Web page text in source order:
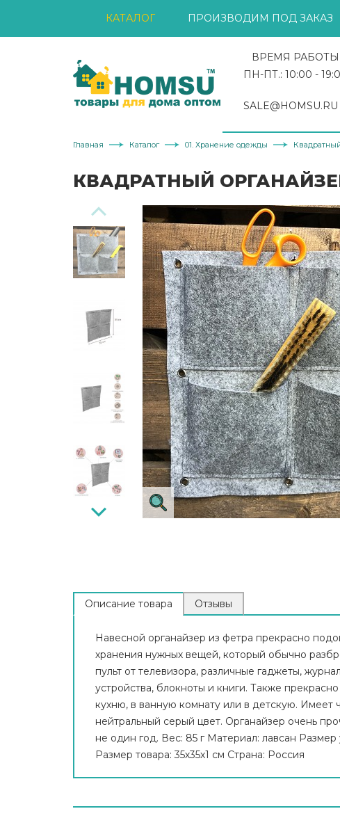
КАТАЛОГ ПРОИЗВОДИМ ПОД ЗАКАЗ
ВРЕМЯ РАБОТЫ
ПН-ПТ.: 10:00 -
SALE@HOMSU.RU
Главная Каталог 01. Хранение одежды
КВАДРАТНЫЙ
Описание товара Отзывы
Навесной органайзер из фетра прекрасно
хранения нужных вещей, который обычно
пульт от телевизора, различные гаджеты,
устройства, блокноты и книги. Также
кухню, в ванную комнату или в детскую. Имеет
нейтральный серый цвет. Органайзер очень
не один год. Вес: 85 г Материал: лавсан Размер
Размер товара: 35х35х1 см Страна: Россия